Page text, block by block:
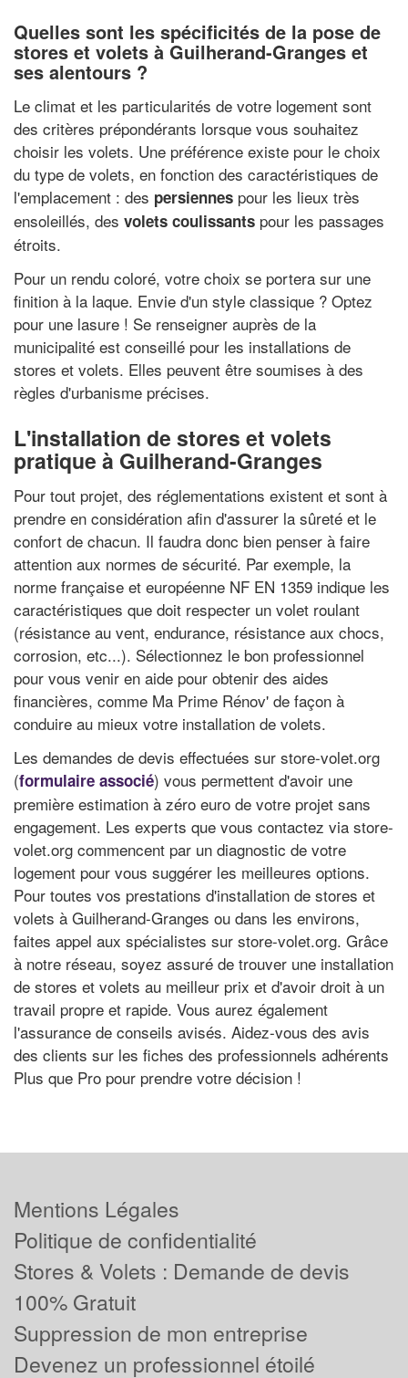
Quelles sont les spécificités de la pose de
stores et volets à Guilherand-Granges et
ses alentours ?
Le climat et les particularités de votre logement sont
des critères prépondérants lorsque vous souhaitez
choisir les volets. Une préférence existe pour le choix
du type de volets, en fonction des caractéristiques de
l'emplacement : des persiennes pour les lieux très
ensoleillés, des volets coulissants pour les passages
étroits.
Pour un rendu coloré, votre choix se portera sur une
finition à la laque. Envie d'un style classique ? Optez
pour une lasure ! Se renseigner auprès de la
municipalité est conseillé pour les installations de
stores et volets. Elles peuvent être soumises à des
règles d'urbanisme précises.
L'installation de stores et volets
pratique à Guilherand-Granges
Pour tout projet, des réglementations existent et sont à
prendre en considération afin d'assurer la sûreté et le
confort de chacun. Il faudra donc bien penser à faire
attention aux normes de sécurité. Par exemple, la
norme française et européenne NF EN 1359 indique les
caractéristiques que doit respecter un volet roulant
(résistance au vent, endurance, résistance aux chocs,
corrosion, etc...). Sélectionnez le bon professionnel
pour vous venir en aide pour obtenir des aides
financières, comme Ma Prime Rénov' de façon à
conduire au mieux votre installation de volets.
Les demandes de devis effectuées sur store-volet.org
(formulaire associé) vous permettent d'avoir une
première estimation à zéro euro de votre projet sans
engagement. Les experts que vous contactez via store-
volet.org commencent par un diagnostic de votre
logement pour vous suggérer les meilleures options.
Pour toutes vos prestations d'installation de stores et
volets à Guilherand-Granges ou dans les environs,
faites appel aux spécialistes sur store-volet.org. Grâce
à notre réseau, soyez assuré de trouver une installation
de stores et volets au meilleur prix et d'avoir droit à un
travail propre et rapide. Vous aurez également
l'assurance de conseils avisés. Aidez-vous des avis
des clients sur les fiches des professionnels adhérents
Plus que Pro pour prendre votre décision !
Mentions Légales
Politique de confidentialité
Stores & Volets : Demande de devis
100% Gratuit
Suppression de mon entreprise
Devenez un professionnel étoilé